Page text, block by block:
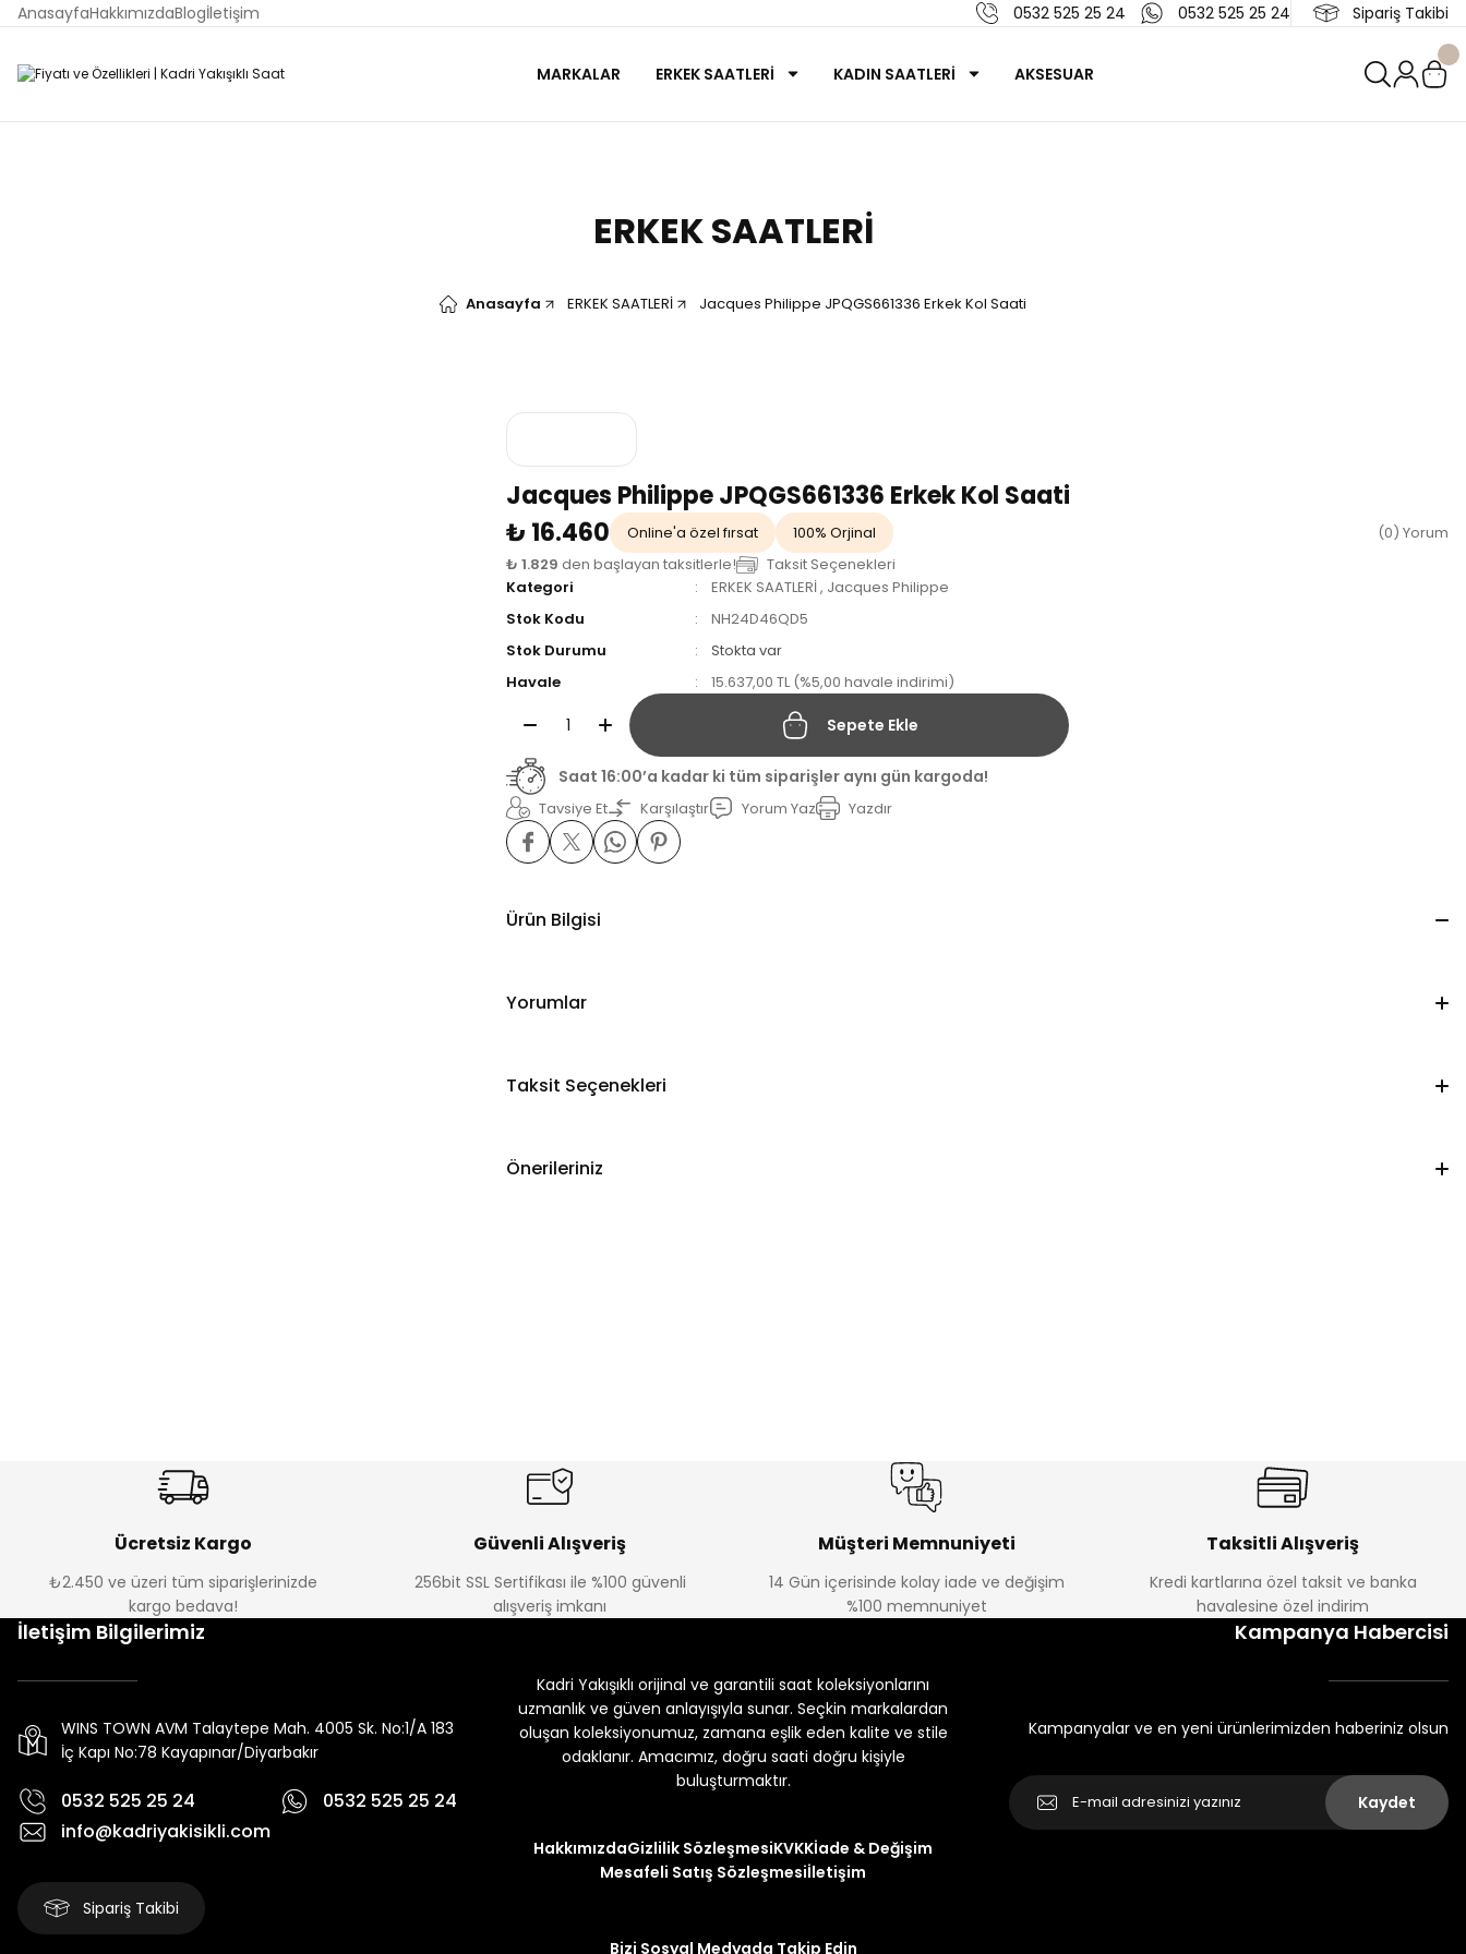
AnasayfaHakkımızdaBlogİletişim 0532 525 25 24 0532 525 25 24 Sipariş Takibi
MARKALAR ERKEK SAATLERİ KADIN SAATLERİ AKSESUAR
ERKEK SAATLERİ
Anasayfa ERKEK SAATLERİ Jacques Philippe JPQGS661336 Erkek Kol Saati
Jacques Philippe JPQGS661336 Erkek Kol Saati
₺ 16.460
Online'a özel fırsat 100% Orjinal
(0) Yorum
₺ 1.829 den başlayan taksitlerle!
Taksit Seçenekleri
Kategori
ERKEK SAATLERİ, Jacques Philippe
Stok Kodu
NH24D46QD5
Stok Durumu
Stokta var
Havale
15.637,00 TL (%5,00 havale indirimi)
Sepete Ekle
Saat 16:00’a kadar ki tüm siparişler aynı gün kargoda!
Tavsiye Et Karşılaştır Yorum Yaz Yazdır
Ürün Bilgisi
Yorumlar
Taksit Seçenekleri
Önerileriniz
Ücretsiz Kargo
₺2.450 ve üzeri tüm siparişlerinizde
kargo bedava!
Güvenli Alışveriş
256bit SSL Sertifikası ile %100 güvenli
alışveriş imkanı
Müşteri Memnuniyeti
14 Gün içerisinde kolay iade ve değişim
%100 memnuniyet
Taksitli Alışveriş
Kredi kartlarına özel taksit ve banka
havalesine özel indirim
İletişim Bilgilerimiz
WINS TOWN AVM Talaytepe Mah. 4005 Sk. No:1/A 183
İç Kapı No:78 Kayapınar/Diyarbakır
0532 525 25 24
0532 525 25 24
info@kadriyakisikli.com
Sipariş Takibi
Kadri Yakışıklı orijinal ve garantili saat koleksiyonlarını
uzmanlık ve güven anlayışıyla sunar. Seçkin markalardan
oluşan koleksiyonumuz, zamana eşlik eden kalite ve stile
odaklanır. Amacımız, doğru saati doğru kişiyle
buluşturmaktır.
HakkımızdaGizlilik SözleşmesiKVKKİade & Değişim
Mesafeli Satış Sözleşmesiİletişim
Bizi Sosyal Medyada Takip Edin
Kampanya Habercisi
Kampanyalar ve en yeni ürünlerimizden haberiniz olsun
Kaydet